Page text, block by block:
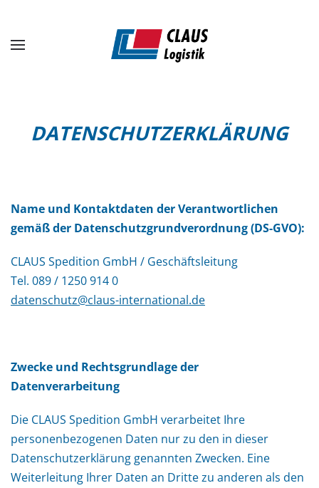
Zum Hauptinhalt springen
DATENSCHUTZERKLÄRUNG
Name und Kontaktdaten der Verantwortlichen
gemäß der Datenschutzgrundverordnung (DS-GVO):
CLAUS Spedition GmbH / Geschäftsleitung
Tel. 089 / 1250 914 0
datenschutz@claus-international.de
Zwecke und Rechtsgrundlage der
Datenverarbeitung
Die CLAUS Spedition GmbH verarbeitet Ihre
personenbezogenen Daten nur zu den in dieser
Datenschutzerklärung genannten Zwecken. Eine
Weiterleitung Ihrer Daten an Dritte zu anderen als den